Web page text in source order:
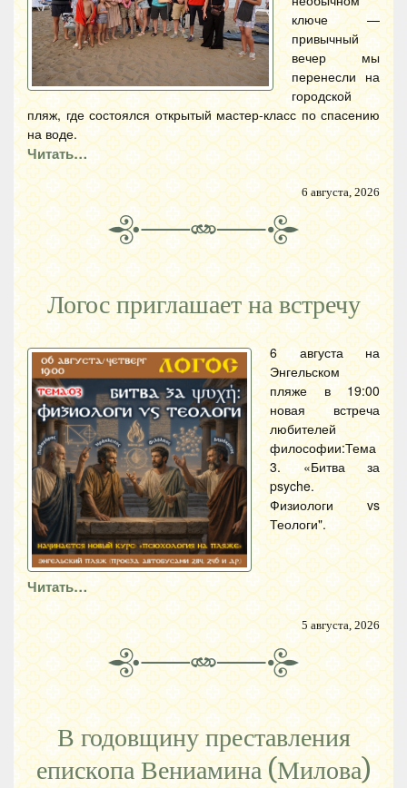
ключе —
привычный
вечер мы
перенесли на
городской
пляж, где состоялся открытый мастер-класс по спасению
на воде.
Читать…
6 августа, 2026
Логос приглашает на встречу
6 августа на
Энгельском
пляже в 19:00
новая встреча
любителей
философии:Тема
3. «Битва за
psyche.
Физиологи vs
Теологи".
Читать…
5 августа, 2026
В годовщину преставления
епископа Вениамина (Милова)